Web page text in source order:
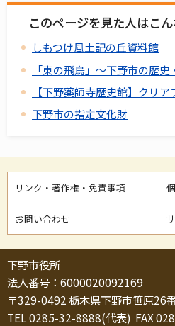
このページを見た人はこ
しもつけ風土記の丘資料館
「東の飛鳥」～下野市の歴
【下野薬師寺歴史館】クリ
下野市の指定文化財
リンク・著作権・免責事項
お問い合わせ
下野市役所
法人番号：6000020092169
〒329-0492 栃木県下野市笹原26
TEL 0285-32-8888(代表) FAX